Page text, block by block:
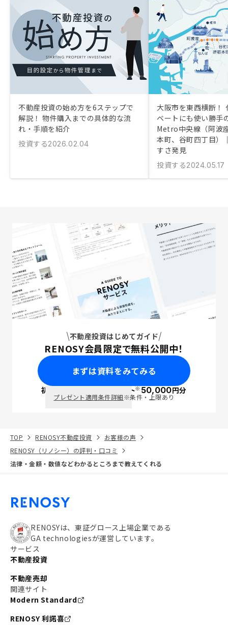
不動産投資の始め方を6ステップで
解説！ 物件購入までの具体的な流
れ・手順を紹介
投資する2026.02.04
大阪市を東西横断！
ベートにも使い勝手
Metro中央線（阿波
本町、谷町四丁目）
すさ発見
投資する2024.05.17
不動産投資はじめてガイド
RENOSY会員限定で無料公開中！
まずは資料をみてみる
初回面談で ポイント※50,000円分
プレゼント適用条件詳細※条件・上限あり
TOP RENOSY不動産投資
お客様の声
RENOSY（リノシー）の評判・口コミ
法律・金額・数値などわかるところまで教えてくれる
RENOSYは、東証グロース上場企業である
GA technologiesが運営しています。
サービス
不動産投資
不動産売却
関連サイト
Modern Standard
RENOSY 利諾喜